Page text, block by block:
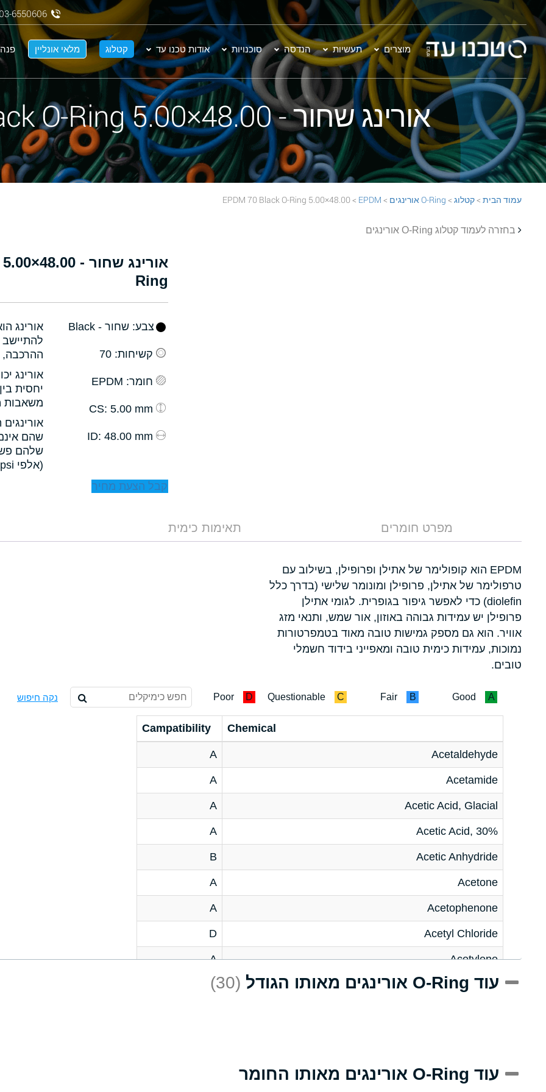
מוצרים תעשיות הנדסה סוכנויות אודות טכנו עד קטלוג מלאי אונליין פנה
03-6550606
אורינג שחור - 48.00×5.00 EPDM 70 Black O-Ring
עמוד הבית >קטלוג > O-Ring אורינגים >
EPDM
> 48.00×5.00 EPDM 70 Black O-Ring
בחזרה לעמוד קטלוג O-Ring אורינגים
Ring
אורינג
להתיישב
ההרכבה,
אורינג
יחסית
משאבות
שהם
שלהם
(אלפי psi).
צבע: שחור - Black
קשיחות: 70
חומר: EPDM
: 5.00 mm
: 48.00 mm
קבל הצעת מחיר
מפרט חומרים תאימות כימית
EPDM הוא קופולימר של אתילן ופרופילן, בשילוב עם
טרפולימר של אתילן, פרופילן ומונומר שלישי (בדרך כלל
diolefin) כדי לאפשר גיפור בגופרית. לגומי אתילן
פרופילן יש עמידות גבוהה באוזון, אור שמש, ותנאי מזג
אוויר. הוא גם מספק גמישות טובה מאוד בטמפרטורות
נמוכות, עמידות כימית טובה ומאפייני בידוד חשמלי
טובים.
A
Good
B
Fair
C
Questionable
D
Poor נקה חיפוש
Chemical
Campatibility
Acetaldehyde
A
Acetamide
A
Acetic Acid, Glacial
A
Acetic Acid, 30%
A
Acetic Anhydride
B
Acetone
A
Acetophenone
A
Acetyl Chloride
D
Acetylene
A
Acrlylonitrile
D
Aluminum Acetate (Aqueous)
עוד O-Ring אורינגים מאותו הגודל (30)
עוד O-Ring אורינגים מאותו החומר